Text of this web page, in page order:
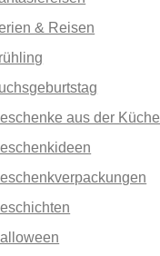
& Reisen
aus der Küche